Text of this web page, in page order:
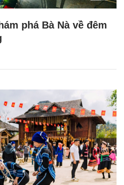
phá Bà Nà về đêm